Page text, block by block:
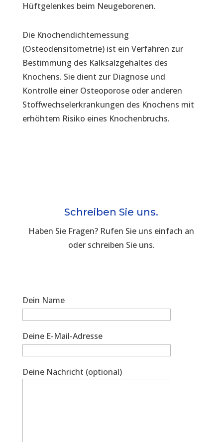
Hüftgelenkes beim Neugeborenen.
Die Knochendichtemessung
(Osteodensitometrie) ist ein Verfahren zur
Bestimmung des Kalksalzgehaltes des
Knochens. Sie dient zur Diagnose und
Kontrolle einer Osteoporose oder anderen
Stoffwechselerkrankungen des Knochens mit
erhöhtem Risiko eines Knochenbruchs.
Schreiben Sie uns.
Haben Sie Fragen? Rufen Sie uns einfach an
oder schreiben Sie uns.
Dein Name
Deine E-Mail-Adresse
Deine Nachricht (optional)